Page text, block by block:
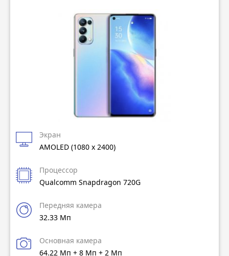
Экран
AMOLED (1080 x 2400)
Процессор
Qualcomm Snapdragon 720G
Передняя камера
32.33 Мп
Основная камера
64.22 Мп + 8 Мп + 2 Мп